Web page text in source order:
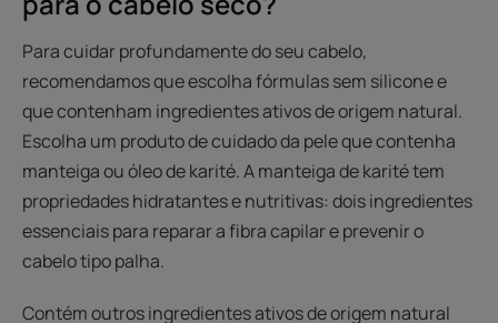
Para cuidar profundamente do seu cabelo,
recomendamos que escolha fórmulas sem silicone e
que contenham ingredientes ativos de origem natural.
Escolha um produto de cuidado da pele que contenha
manteiga ou óleo de karité. A manteiga de karité tem
propriedades hidratantes e nutritivas: dois ingredientes
essenciais para reparar a fibra capilar e prevenir o
cabelo tipo palha.
Contém outros ingredientes ativos de origem natural